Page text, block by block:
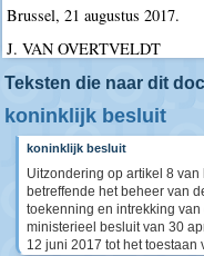
Brussel, 21 augustus 2017.
J. VAN OVERTVELDT
Teksten die naar dit
koninklijk besluit
koninklijk besluit
Uitzondering op artikel 8
betreffende het beheer van
toekenning en intrekking
ministerieel besluit van 30
12 juni 2017 tot het